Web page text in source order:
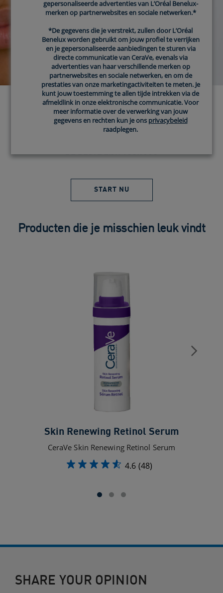
ONTDEK WELKE
CERAVE PRODUCTEN
START NU
Producten die je misschien leuk vindt
Skin Renewing Retinol Serum
CeraVe Skin Renewing Retinol Serum
4.6 (48)
gepersonaliseerde advertenties van L’Oréal Benelux-
merken op partnerwebsites en sociale netwerken.*
*De gegevens die je verstrekt, zullen door L’Oréal
Benelux worden gebruikt om jouw profiel te verrijken
en je gepersonaliseerde aanbiedingen te sturen via
directe communicatie van CeraVe, evenals via
advertenties van haar verschillende merken op
partnerwebsites en sociale netwerken, en om de
prestaties van onze marketingactiviteiten te meten. Je
kunt jouw toestemming te allen tijde intrekken via de
afmeldlink in onze elektronische communicatie. Voor
meer informatie over de verwerking van jouw
gegevens en rechten kun je ons privacybeleid
raadplegen.
SHARE YOUR OPINION
gepersonaliseerde advertenties van L’Oréal Benelux-
merken op partnerwebsites en sociale netwerken.*
*De gegevens die je verstrekt, zullen door L’Oréal
Benelux worden gebruikt om jouw profiel te verrijken
en je gepersonaliseerde aanbiedingen te sturen via
directe communicatie van CeraVe, evenals via
advertenties van haar verschillende merken op
partnerwebsites en sociale netwerken, en om de
prestaties van onze marketingactiviteiten te meten. Je
kunt jouw toestemming te allen tijde intrekken via de
afmeldlink in onze elektronische communicatie. Voor
meer informatie over de verwerking van jouw
gegevens en rechten kun je ons privacybeleid
raadplegen.